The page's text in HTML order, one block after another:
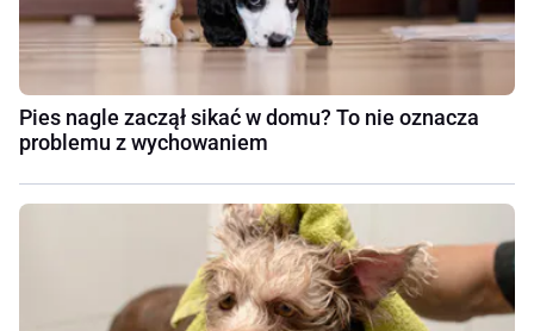
Pies nagle zaczął sikać w domu? To nie oznacza
problemu z wychowaniem